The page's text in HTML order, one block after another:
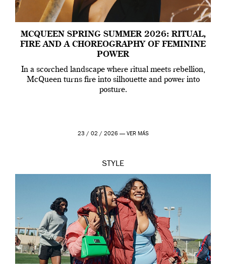
MCQUEEN SPRING SUMMER 2026: RITUAL,
FIRE AND A CHOREOGRAPHY OF FEMININE
POWER
In a scorched landscape where ritual meets rebellion,
McQueen turns fire into silhouette and power into
posture.
23 / 02 / 2026 — VER MÁS
STYLE